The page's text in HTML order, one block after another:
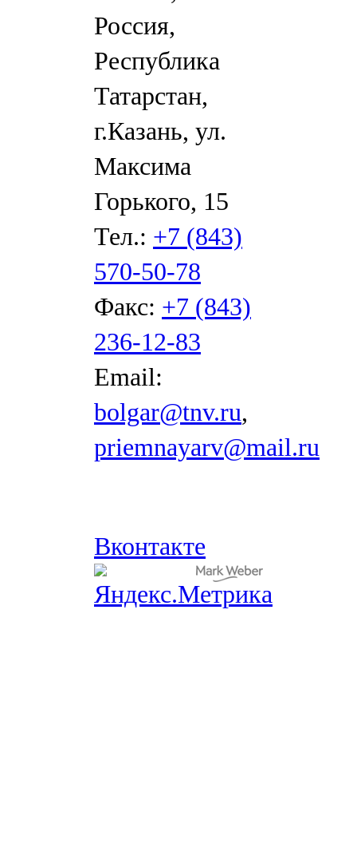
Россия,
Республика
Татарстан,
г.Казань, ул.
Максима
Горького, 15
Тел.: +7 (843)
570-50-78
Факс: +7 (843)
236-12-83
Email:
bolgar@tnv.ru,
priemnayarv@mail.ru
Вконтакте